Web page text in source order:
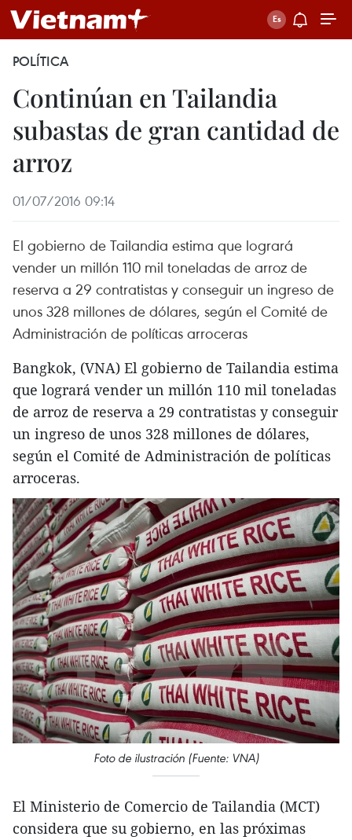
POLÍTICA
Continúan en Tailandia
subastas de gran cantidad de
arroz
01/07/2016 09:14
El gobierno de Tailandia estima que logrará
vender un millón 110 mil toneladas de arroz de
reserva a 29 contratistas y conseguir un ingreso de
unos 328 millones de dólares, según el Comité de
Administración de políticas arroceras
Bangkok, (VNA) El gobierno de Tailandia estima
que logrará vender un millón 110 mil toneladas
de arroz de reserva a 29 contratistas y conseguir
un ingreso de unos 328 millones de dólares,
según el Comité de Administración de políticas
arroceras.
Foto de ilustración (Fuente: VNA)
El Ministerio de Comercio de Tailandia (MCT)
considera que su gobierno, en las próximas